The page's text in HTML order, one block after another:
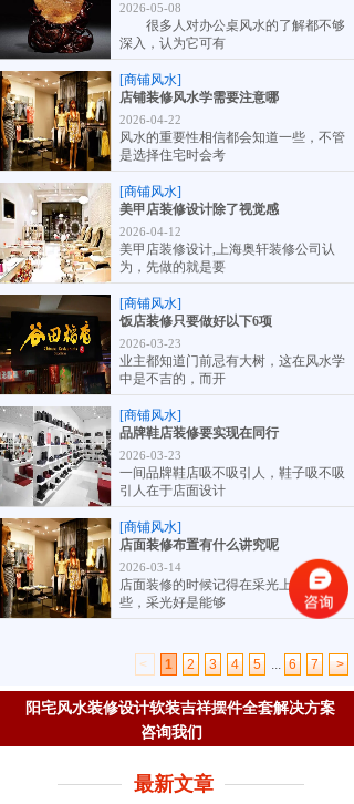
2026-05-08
很多人对办公桌风水的了解都不够
深入，认为它可有
[商铺风水]
店铺装修风水学需要注意哪
2026-04-22
风水的重要性相信都会知道一些，不管
是选择住宅时会考
[商铺风水]
美甲店装修设计除了视觉感
2026-04-12
美甲店装修设计,上海奥轩装修公司认
为，先做的就是要
[商铺风水]
饭店装修只要做好以下6项
2026-03-23
业主都知道门前忌有大树，这在风水学
中是不吉的，而开
[商铺风水]
品牌鞋店装修要实现在同行
2026-03-23
一间品牌鞋店吸不吸引人，鞋子吸不吸
引人在于店面设计
[商铺风水]
店面装修布置有什么讲究呢
2026-03-14
店面装修的时候记得在采光上多注意一
些，采光好是能够
< 1 2 3 4 5 ... 6 7 >
阳宅风水装修设计软装吉祥摆件全套解决方案
咨询我们
最新文章